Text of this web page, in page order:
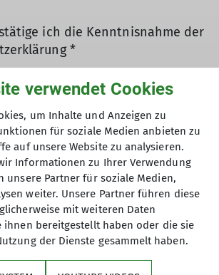
ich die Kenntnisnahme der
*
ich mich einverstanden, dass
Kontaktformular eingegebenen
gesichert und zum Zweck
verarbeitet und
Mir ist bekannt, dass ich
jederzeit wiederrufen
Felder
verwendet Cookies
um Inhalte und Anzeigen zu
für soziale Medien anbieten zu
auf unsere Website zu analysieren.
Informationen zu Ihrer Verwendung
unsere Partner für soziale Medien,
weiter. Unsere Partner führen diese
mit weiteren Daten
ihnen bereitgestellt haben oder die sie
der Dienste gesammelt haben.